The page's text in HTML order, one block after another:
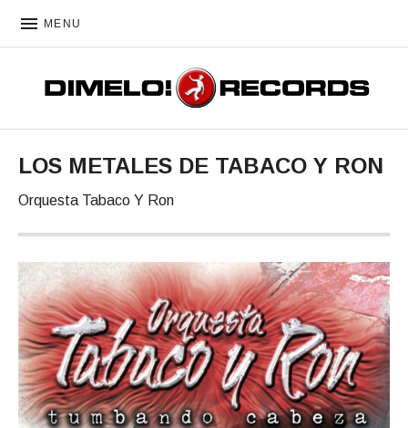
MENU
LOS METALES DE TABACO Y RON
Orquesta Tabaco Y Ron